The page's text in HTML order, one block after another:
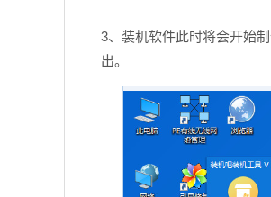
3、装机软件此时将会开始
出。